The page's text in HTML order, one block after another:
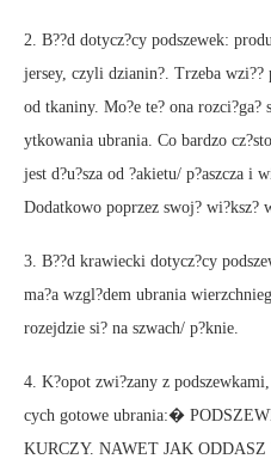
2. B??d dotycz?cy podszewek:
jersey, czyli dzianin?. Trzeba wzi??
od tkaniny. Mo?e te? ona rozci?ga?
ytkowania ubrania. Co bardzo
jest d?u?sza od ?akietu/ p?aszcza i
Dodatkowo poprzez swoj? wi?ksz?
3. B??d krawiecki dotycz?cy
ma?a wzgl?dem ubrania
rozejdzie si? na szwach/ p?knie.
4. K?opot zwi?zany z
cych gotowe ubrania:�
KURCZY. NAWET JAK